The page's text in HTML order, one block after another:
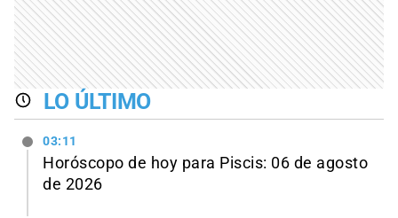
LO ÚLTIMO
03:11
Horóscopo de hoy para Piscis: 06 de agosto
de 2026